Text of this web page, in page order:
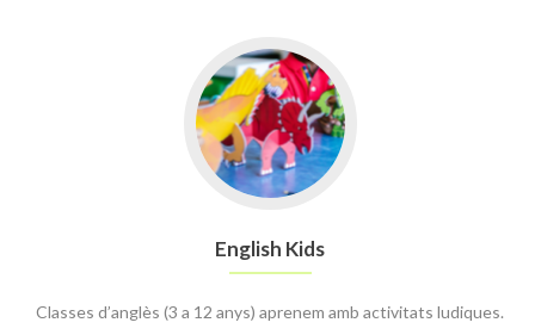
Go
to
English
Kids
English Kids
Classes d’anglès (3 a 12 anys) aprenem amb activitats ludiques.